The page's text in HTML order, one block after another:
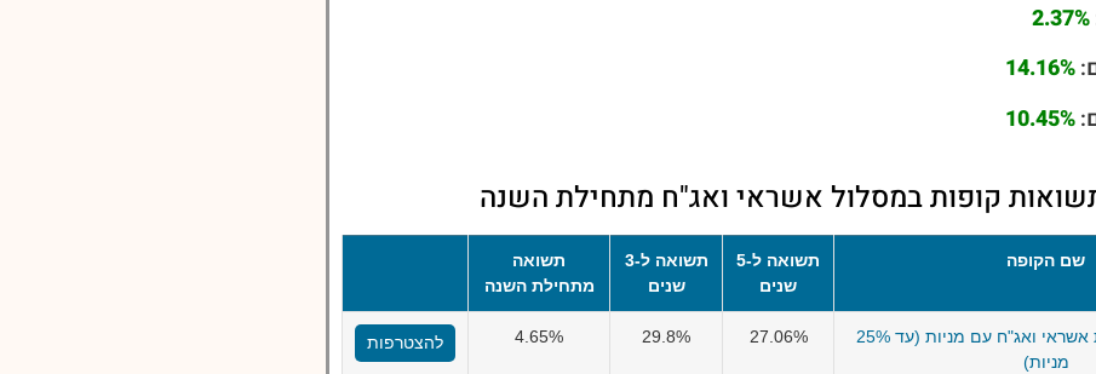
2.37%
14.16%
10.45%
קופות במסלול אשראי ואג"ח מתחילת השנה
שם הקופה
תשואה ל-5
שנים
תשואה ל-3
שנים
תשואה
מתחילת השנה
אינפיניטי השתלמות אשראי ואג"ח עם מניות (עד 25%
מניות)
27.06%
29.8%
4.65% להצטרפות